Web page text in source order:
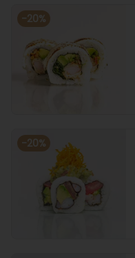
-20%
-20%